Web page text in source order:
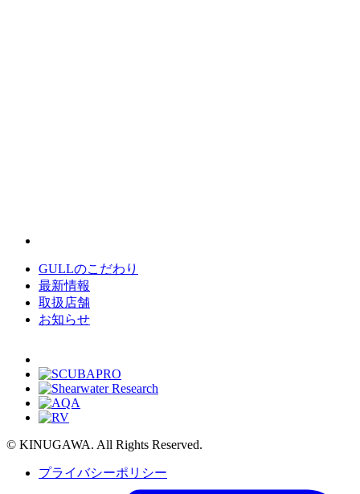
GULLのこだわり
最新情報
取扱店舗
お知らせ
© KINUGAWA. All Rights Reserved.
プライバシーポリシー